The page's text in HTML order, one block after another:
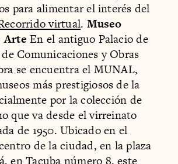
para alimentar el interés del
virtual. Museo
ArteEn el antiguo Palacio de
Comunicaciones y Obras
se encuentra el MUNAL,
más prestigiosos de la
por la colección de
que va desde el virreinato
de 1950. Ubicado en el
de la ciudad, en la plaza